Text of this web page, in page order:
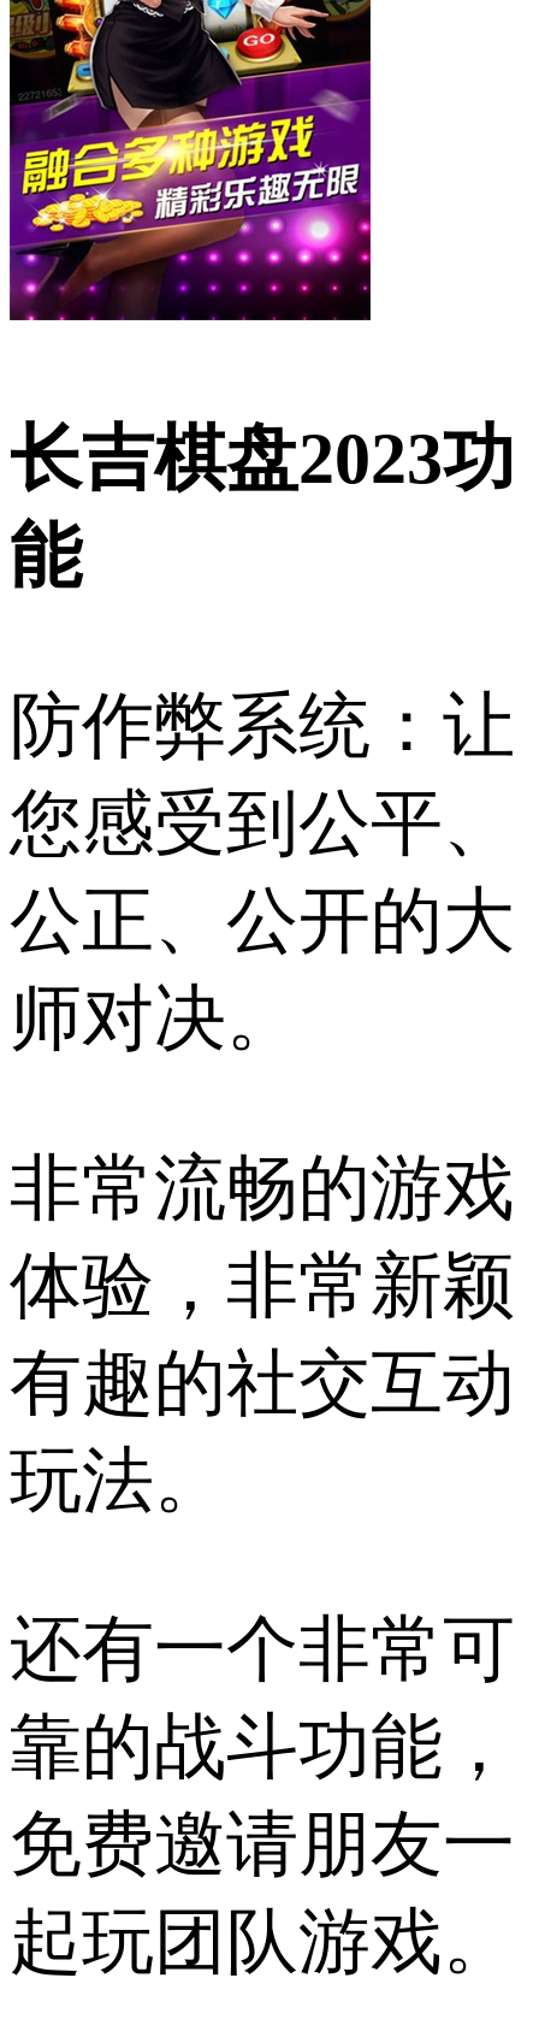
长吉棋盘2023功
能
防作弊系统：让
您感受到公平、
公正、公开的大
师对决。
非常流畅的游戏
体验，非常新颖
有趣的社交互动
玩法。
还有一个非常可
靠的战斗功能，
免费邀请朋友一
起玩团队游戏。